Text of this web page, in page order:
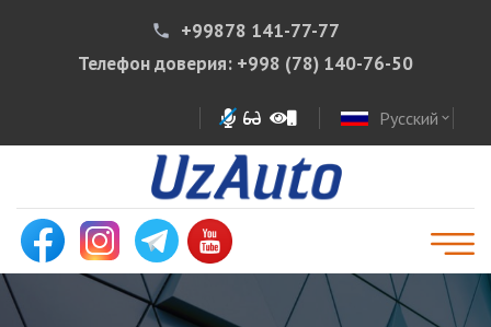
phone
+99878 141-77-77
Телефон доверия: +998 (78) 140-76-50
Русский expand_more